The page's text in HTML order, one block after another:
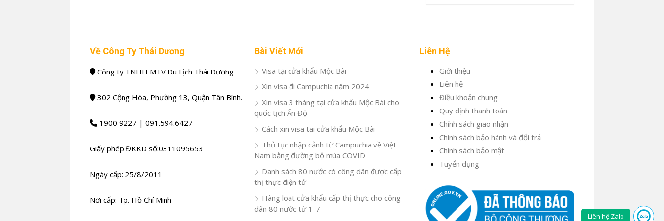
Về Công Ty Thái Dương
Công ty TNHH MTV Du Lịch Thái Dương
302 Cộng Hòa, Phường 13, Quận Tân Bình.
1900 9227 | 091.594.6427
Giấy phép ĐKKD số:0311095653
Ngày cấp: 25/8/2011
Nơi cấp: Tp. Hồ Chí Minh
Bài Viết Mới
Visa tại cửa khẩu Mộc Bài
Xin visa đi Campuchia năm 2024
Xin visa 3 tháng tại cửa khẩu Mộc Bài cho
quốc tịch Ấn Độ
Cách xin visa tai cửa khẩu Mộc Bài
Thủ tục nhập cảnh từ Campuchia về Việt
Nam bằng đường bộ mùa COVID
Danh sách 80 nước có công dân được cấp
thị thực điện tử
Hàng loạt cửa khẩu cấp thị thực cho công
dân 80 nước từ 1-7
Liên Hệ
Giới thiệu
Liên hệ
Điều khoản chung
Quy định thanh toán
Chính sách giao nhận
Chính sách bảo hành và đổi trả
Chính sách bảo mật
Tuyển dụng
Liên hệ Zalo